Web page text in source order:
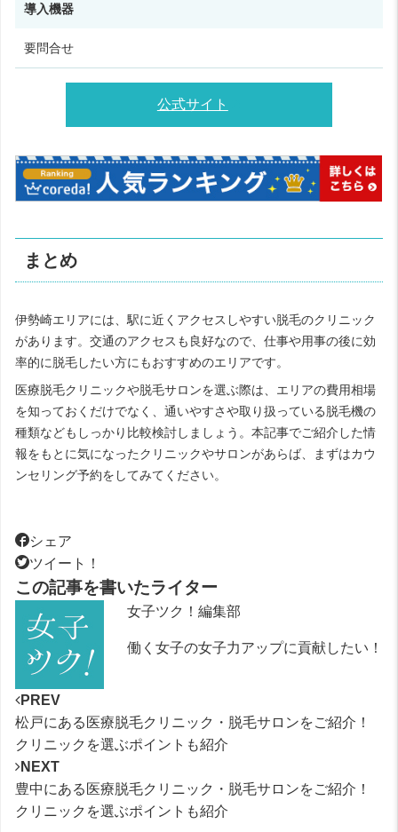
導入機器
要問合せ
公式サイト
まとめ
伊勢崎エリアには、駅に近くアクセスしやすい脱毛のクリニック
があります。交通のアクセスも良好なので、仕事や用事の後に効
率的に脱毛したい方にもおすすめのエリアです。
医療脱毛クリニックや脱毛サロンを選ぶ際は、エリアの費用相場
を知っておくだけでなく、通いやすさや取り扱っている脱毛機の
種類などもしっかり比較検討しましょう。本記事でご紹介した情
報をもとに気になったクリニックやサロンがあらば、まずはカウ
ンセリング予約をしてみてください。
シェア
ツイート！
この記事を書いたライター
女子ツク！編集部
働く女子の女子力アップに貢献したい！
PREV
松戸にある医療脱毛クリニック・脱毛サロンをご紹介！
クリニックを選ぶポイントも紹介
NEXT
豊中にある医療脱毛クリニック・脱毛サロンをご紹介！
クリニックを選ぶポイントも紹介